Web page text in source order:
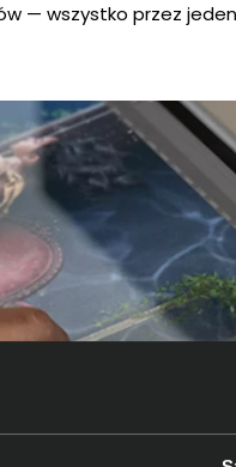
— wszystko przez